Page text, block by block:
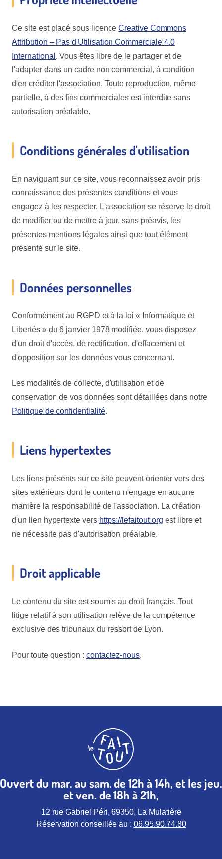
Ce site est placé sous licence Creative Commons
Attribution – Pas d'Utilisation Commerciale 4.0
International . Vous êtes libre de le partager et de
l'adapter dans un cadre non commercial, à condition
d'en créditer l'association. Toute reproduction, même
partielle, à des fins commerciales est interdite sans
autorisation préalable.
Conditions générales d'utilisation
En naviguant sur ce site, vous reconnaissez avoir pris
connaissance des présentes conditions et vous
engagez à les respecter. L'association se réserve le droit
de modifier ou de mettre à jour, sans préavis, les
présentes mentions légales ainsi que tout élément
présenté sur le site.
Données personnelles
Conformément au RGPD et à la loi « Informatique et
Libertés » du 6 janvier 1978 modifiée, vous disposez
d'un droit d'accès, de rectification, d'effacement et
d'opposition sur les données vous concernant.
Les modalités de collecte, d'utilisation et de
conservation de vos données sont détaillées dans notre
Politique de confidentialité.
Liens hypertextes
Les liens présents sur ce site peuvent orienter vers des
sites extérieurs dont le contenu n'engage en aucune
manière la responsabilité de l'association. La création
d'un lien hypertexte vers https://lefaitout.org est libre et
ne nécessite pas d'autorisation préalable.
Droit applicable
Le contenu du site est soumis au droit français. Tout
litige relatif à son utilisation relève de la compétence
exclusive des tribunaux du ressort de Lyon.
Pour toute question : contactez-nous.
Ouvert du mar. au sam. de 12h à 14h, et les jeu.
et ven. de 18h à 21h,
12 rue Gabriel Péri, 69350, La Mulatière
Réservation conseillée au : 06.95.90.74.80